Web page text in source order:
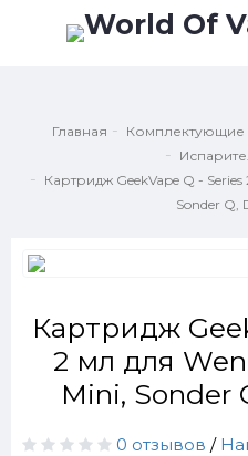
Главная Комплектующие
Картридж GeekVape Q -
Sonder Q,
Картридж
2 мл для
Mini, Sonder
0 отзывов /